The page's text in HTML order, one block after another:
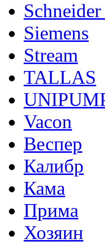
Siemens
Stream
TALLAS
Vacon
Веспер
Калибр
Кама
Прима
Хозяин